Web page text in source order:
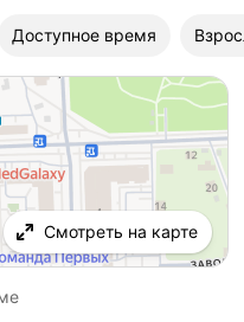
Доступное время
Смотреть на карте